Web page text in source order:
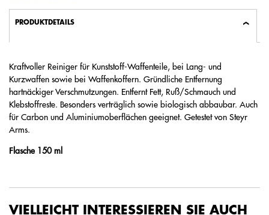
PRODUKTDETAILS
Kraftvoller Reiniger für Kunststoff-Waffenteile, bei Lang- und
Kurzwaffen sowie bei Waffenkoffern. Gründliche Entfernung
hartnäckiger Verschmutzungen. Entfernt Fett, Ruß/Schmauch und
Klebstoffreste. Besonders verträglich sowie biologisch abbaubar. Auch
für Carbon und Aluminiumoberflächen geeignet. Getestet von Steyr
Arms.
​Flasche 150 ml
VIELLEICHT INTERESSIEREN SIE AUCH